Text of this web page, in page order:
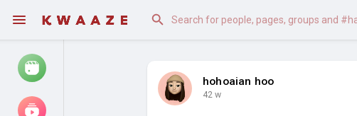
Reels
hohoaian hoo
42 w